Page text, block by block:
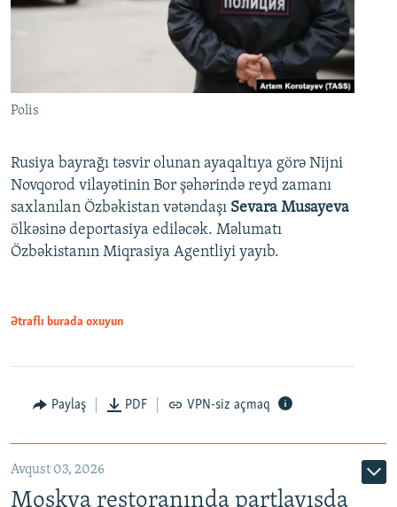
Polis
Rusiya bayrağı təsvir olunan ayaqaltıya görə Nijni
Novqorod vilayətinin Bor şəhərində reyd zamanı
saxlanılan Özbəkistan vətəndaşı Sevara Musayeva
ölkəsinə deportasiya ediləcək. Məlumatı
Özbəkistanın Miqrasiya Agentliyi yayıb.
Ətraflı burada oxuyun
Paylaş PDF VPN-siz açmaq
Avqust 03, 2026
Moskva restoranında partlayışda